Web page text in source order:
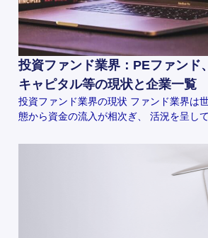
投資ファンド業界：PEファンド
キャピタル等の現状と企業一覧
投資ファンド業界の現状 ファンド業界は
態から資金の流入が相次ぎ、 活況を呈し